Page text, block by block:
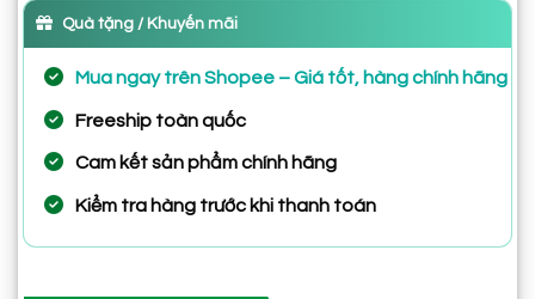
Quà tặng / Khuyến mãi
Mua ngay trên Shopee – Giá tốt, hàng chính hãng
Freeship toàn quốc
Cam kết sản phẩm chính hãng
Kiểm tra hàng trước khi thanh toán